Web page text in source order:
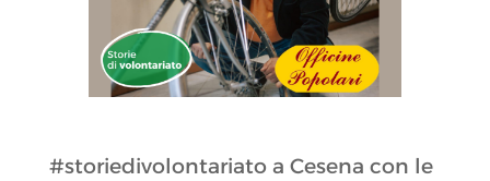
#storiedivolontariato a Cesena con le